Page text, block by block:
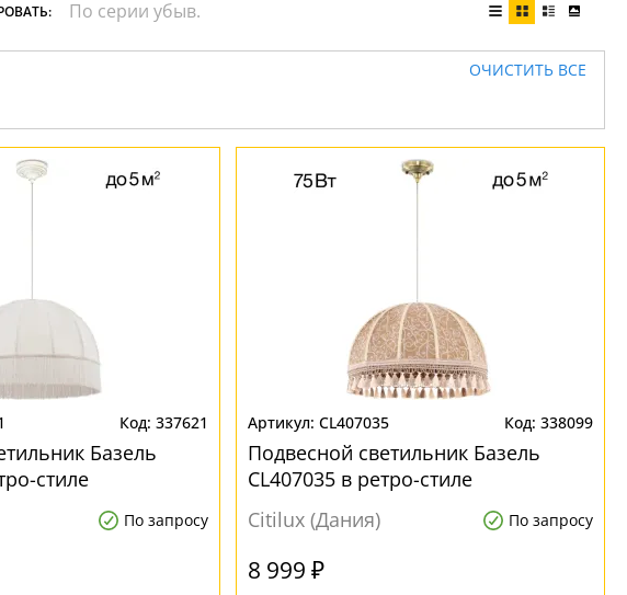
ОЧИСТИТЬ ВСЕ
337621
Базель
стиле
По запросу
CL407035 338099
Подвесной светильник Базель
CL407035 в ретро-стиле
Citilux (Дания)
По запросу
8 999 ₽